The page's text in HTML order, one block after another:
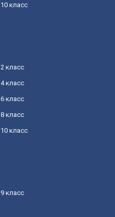
10 класс
2 класс
4 класс
6 класс
8 класс
10 класс
9 класс